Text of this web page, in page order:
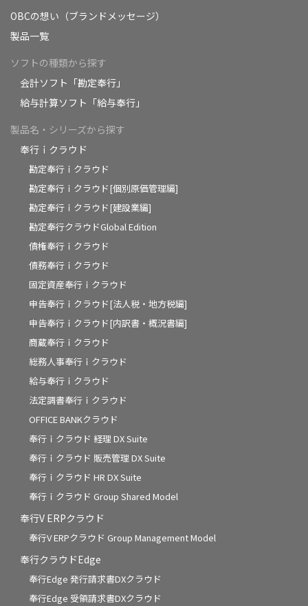
OBCの想い（ブランドメッセージ）
製品一覧
ソフトの種類から探す
会計ソフト「勘定奉行」
給与計算ソフト「給与奉行」
製品名・シリーズから探す
奉行ｉクラウド
勘定奉行ｉクラウド
勘定奉行ｉクラウド[個別原価管理編]
勘定奉行ｉクラウド[建設業編]
勘定奉行クラウドGlobal Edition
債権奉行ｉクラウド
債務奉行ｉクラウド
固定資産奉行ｉクラウド
申告奉行ｉクラウド[法人税・地方税編]
申告奉行ｉクラウド[内訳書・概況書編]
商蔵奉行ｉクラウド
総務人事奉行ｉクラウド
給与奉行ｉクラウド
法定調書奉行ｉクラウド
OFFICE BANKクラウド
奉行ｉクラウド 経理 DX Suite
奉行ｉクラウド 販売管理 DX Suite
奉行ｉクラウド HR DX Suite
奉行ｉクラウド Group Shared Model
奉行V ERPクラウド
奉行V ERPクラウド Group Management Model
奉行クラウドEdge
奉行Edge 発行請求書DXクラウド
奉行Edge 受領請求書DXクラウド